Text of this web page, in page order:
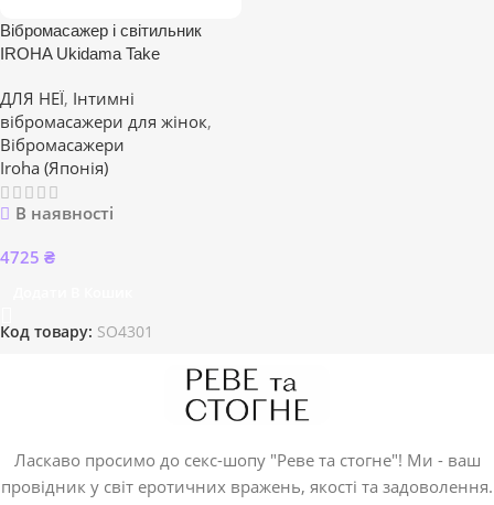
Вібромасажер і світильник
IROHA Ukidama Take
ДЛЯ НЕЇ, Інтимні
вібромасажери для жінок,
Вібромасажери
Iroha (Японія)
В наявності
4725 ₴
Код товару: SO4301
Ласкаво просимо до секс-шопу "Реве та стогне"! Ми - ваш
провідник у світ еротичних вражень, якості та задоволення.